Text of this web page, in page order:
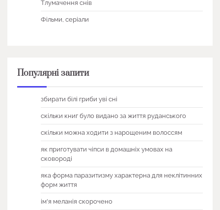
Тлумачення снів
Фільми, серіали
Популярні запити
збирати білі гриби уві сні
скільки книг було видано за життя руданського
скільки можна ходити з нарощеним волоссям
як приготувати чіпси в домашніх умовах на
сковороді
яка форма паразитизму характерна для неклітинних
форм життя
ім'я меланія скорочено